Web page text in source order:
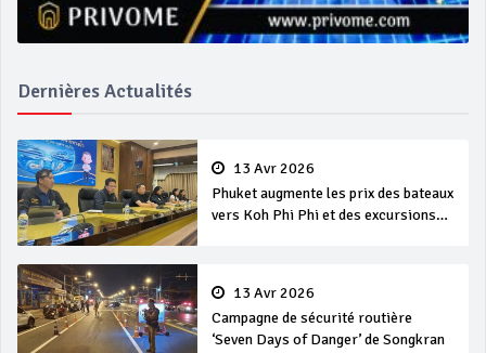
Dernières Actualités
13 Avr 2026
Phuket augmente les prix des bateaux
vers Koh Phi Phi et des excursions
13 Avr 2026
Campagne de sécurité routière
‘Seven Days of Danger’ de Songkran